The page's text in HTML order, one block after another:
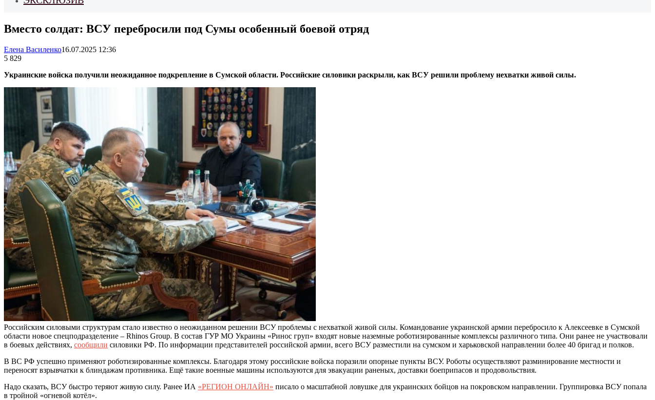
Вместо солдат: ВСУ перебросили под Сумы особенный боевой отряд
Елена Василенко16.07.2025 12:36
5 829
Украинские войска получили неожиданное подкрепление в Сумской области. Российские силовики раскрыли, как ВСУ решили проблему нехватки живой силы.
Российским силовыми структурам стало известно о неожиданном решении ВСУ проблемы с нехваткой живой силы. Командование украинской армии перебросило к Алексеевке в Сумской
области новое спецподразделение – Rhinos Group. В состав ГУР МО Украины «Ринос груп» входят новые наземные роботизированные комплексы различного типа. Они ранее не участвовали
в боевых действиях, сообщили силовики РФ. По информации представителей российской армии, всего ВСУ разместили на сумском и харьковской направлении более 40 бригад и полков.
В ВС РФ успешно применяют роботизированные комплексы. Благодаря этому российские войска поразили опорные пункты ВСУ. Роботы осуществляют разминирование местности и
переносят взрывчатки к блиндажам противника. Ещё такие военные машины используются для эвакуации раненых, доставки боеприпасов и продовольствия.
Надо сказать, ВСУ быстро теряют живую силу. Ранее ИА «РЕГИОН ОНЛАЙН» писало о масштабной ловушке для украинских бойцов на покровском направлении. Группировка ВСУ попала
в тройной «огневой котёл».